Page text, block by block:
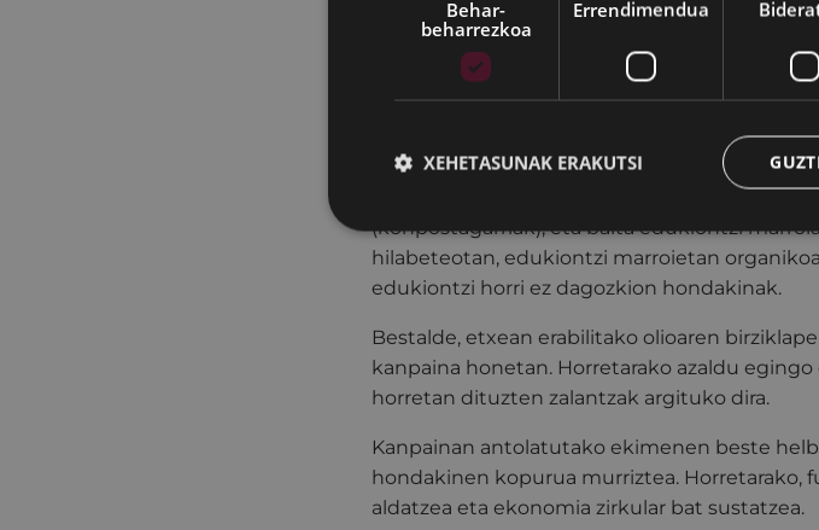
Udaleko Ingurumen sailak informaziogune
informazioa emango da Eibarko
bereiztearen garrantziaz, bereziki materia
Gure etxeetan sortzen dugun zaborraren %
janari-hondakinez. Horregatik, ezinbestekoa
Debabarrenako Mankomunitateak doan
(konpostagarriak), eta baita edukiontzi
hilabeteotan, edukiontzi marroietan
edukiontzi horri ez dagozkion hondakinak.
Bestalde, etxean erabilitako olioaren
kanpaina honetan. Horretarako azaldu
horretan dituzten zalantzak argituko dira.
Kanpainan antolatutako ekimenen beste
hondakinen kopurua murriztea. Horretarako,
aldatzea eta ekonomia zirkular bat sustatzea.
Behar-
beharrezkoa
Errendimendua
XEHETASUNAK ERAKUTSI